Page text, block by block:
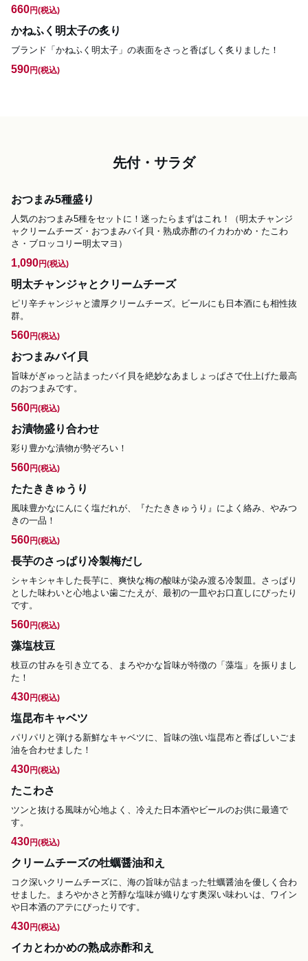
660円(税込)
かねふく明太子の炙り
ブランド「かねふく明太子」の表面をさっと香ばしく炙りました！
590円(税込)
先付・サラダ
おつまみ5種盛り
人気のおつまみ5種をセットに！迷ったらまずはこれ！（明太チャンジ
ャクリームチーズ・おつまみバイ貝・熟成赤酢のイカわかめ・たこわ
さ・ブロッコリー明太マヨ）
1,090円(税込)
明太チャンジャとクリームチーズ
ピリ辛チャンジャと濃厚クリームチーズ。ビールにも日本酒にも相性抜
群。
560円(税込)
おつまみバイ貝
旨味がぎゅっと詰まったバイ貝を絶妙なあましょっぱさで仕上げた最高
のおつまみです。
560円(税込)
お漬物盛り合わせ
彩り豊かな漬物が勢ぞろい！
560円(税込)
たたききゅうり
風味豊かなにんにく塩だれが、『たたききゅうり』によく絡み、やみつ
きの一品！
560円(税込)
長芋のさっぱり冷製梅だし
シャキシャキした長芋に、爽快な梅の酸味が染み渡る冷製皿。さっぱり
とした味わいと心地よい歯ごたえが、最初の一皿やお口直しにぴったり
です。
560円(税込)
藻塩枝豆
枝豆の甘みを引き立てる、まろやかな旨味が特徴の「藻塩」を振りまし
た！
430円(税込)
塩昆布キャベツ
パリパリと弾ける新鮮なキャベツに、旨味の強い塩昆布と香ばしいごま
油を合わせました！
430円(税込)
たこわさ
ツンと抜ける風味が心地よく、冷えた日本酒やビールのお供に最適で
す。
430円(税込)
クリームチーズの牡蠣醤油和え
コク深いクリームチーズに、海の旨味が詰まった牡蠣醤油を優しく合わ
せました。まろやかさと芳醇な塩味が織りなす奥深い味わいは、ワイン
や日本酒のアテにぴったりです。
430円(税込)
イカとわかめの熟成赤酢和え